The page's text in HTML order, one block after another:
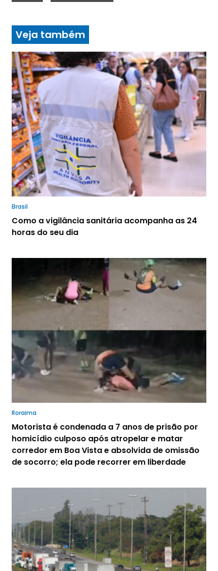
Veja também
Brasil
Como a vigilância sanitária acompanha as 24
horas do seu dia
Roraima
Motorista é condenada a 7 anos de prisão por
homicídio culposo após atropelar e matar
corredor em Boa Vista e absolvida de omissão
de socorro; ela pode recorrer em liberdade